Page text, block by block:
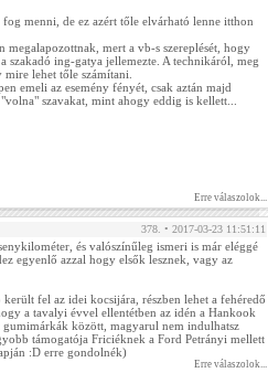
menni, de ez azért tőle elvárható lenne itthon
mert a vb-s szereplését, hogy
szakadó ing-gatya jellemezte. A technikáról, meg
lehet tőle számítani.
emeli az esemény fényét, csak aztán majd
szavakat, mint ahogy eddig is kellett...
Erre válaszolok...
378. • 2017-03-23 11:51:11
és valószínűleg ismeri is már eléggé
egyenlő azzal hogy elsők lesznek, vagy az
fel az idei kocsijára, részben lehet a fehéredő
a tavalyi évvel ellentétben az idén a Hankook
között, magyarul nem indulhatsz
támogatója Friciéknek a Ford Petrányi mellett
:D erre gondolnék)
Erre válaszolok...